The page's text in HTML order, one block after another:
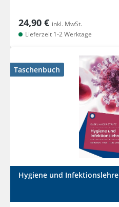
24,90 € inkl. MwSt.
Lieferzeit 1-2 Werktage
Taschenbuch
Hygiene und Infektionslehre